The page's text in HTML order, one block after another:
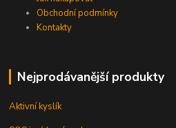
Obchodní podmínky
Kontakty
Nejprodávanější produkty
Aktivní kyslík